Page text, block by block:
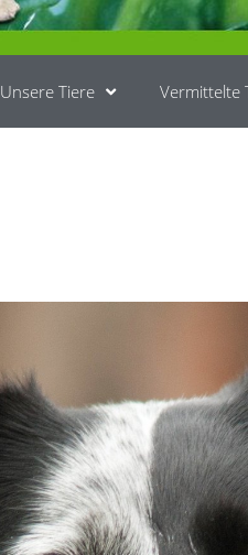
Unsere Tiere Vermittelte